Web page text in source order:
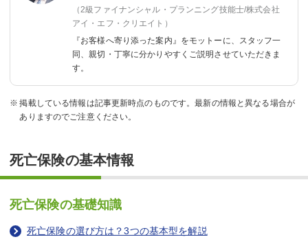
（2級ファイナンシャル・プランニング技能士/株式会社
アイ・エフ・クリエイト）
『お客様へ寄り添った案内』をモットーに、
スタッフ一
同、親切・丁寧に分かりやすくご説明させていただきま
す。
掲載している情報は記事更新時点のものです。最新の情報と異なる場合が
ありますのでご注意ください。
死亡保険の基本情報
死亡保険の基礎知識
死亡保険の選び方は？3つの基本型を解説